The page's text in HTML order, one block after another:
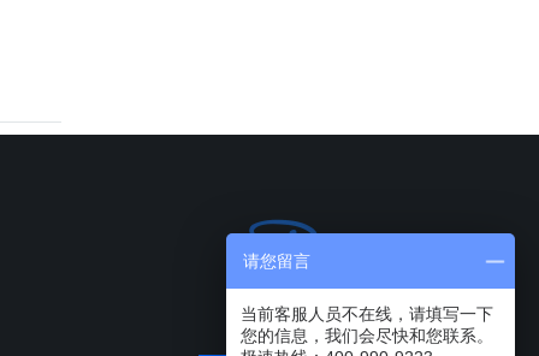
请您留言
当前客服人员不在线，请填写一下
您的信息，我们会尽快和您联系。